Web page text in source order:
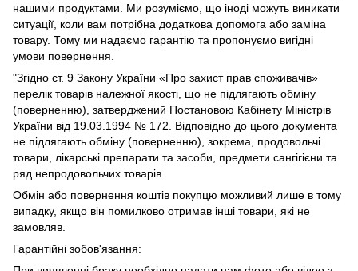
нашими продуктами. Ми розуміємо, що іноді можуть виникати
ситуації, коли вам потрібна додаткова допомога або заміна
товару. Тому ми надаємо гарантію та пропонуємо вигідні
умови повернення.
"Згідно ст. 9 Закону України «Про захист прав споживачів»
перелік товарів належної якості, що не підлягають обміну
(поверненню), затверджений Постановою Кабінету Міністрів
України від 19.03.1994 № 172. Відповідно до цього документа
не підлягають обміну (поверненню), зокрема, продовольчі
товари, лікарські препарати та засоби, предмети сангігієни та
ряд непродовольчих товарів.
Обмін або повернення коштів покупцю можливий лише в тому
випадку, якщо він помилково отримав інші товари, які не
замовляв.
Гарантійні зобов'язання: